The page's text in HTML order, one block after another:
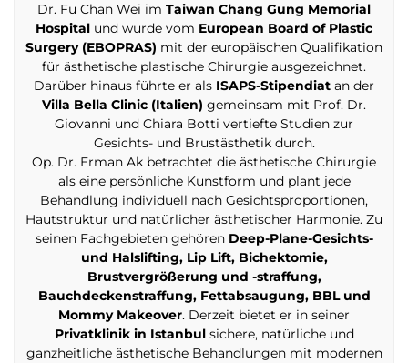
Dr. Fu Chan Wei im Taiwan Chang Gung Memorial
Hospital und wurde vom European Board of Plastic
Surgery (EBOPRAS) mit der europäischen Qualifikation
für ästhetische plastische Chirurgie ausgezeichnet.
Darüber hinaus führte er als ISAPS-Stipendiat an der
Villa Bella Clinic (Italien) gemeinsam mit Prof. Dr.
Giovanni und Chiara Botti vertiefte Studien zur
Gesichts- und Brustästhetik durch.
Op. Dr. Erman Ak betrachtet die ästhetische Chirurgie
als eine persönliche Kunstform und plant jede
Behandlung individuell nach Gesichtsproportionen,
Hautstruktur und natürlicher ästhetischer Harmonie. Zu
seinen Fachgebieten gehören Deep-Plane-Gesichts-
und Halslifting, Lip Lift, Bichektomie,
Brustvergrößerung und -straffung,
Bauchdeckenstraffung, Fettabsaugung, BBL und
Mommy Makeover. Derzeit bietet er in seiner
Privatklinik in Istanbulsichere, natürliche und
ganzheitliche ästhetische Behandlungen mit modernen